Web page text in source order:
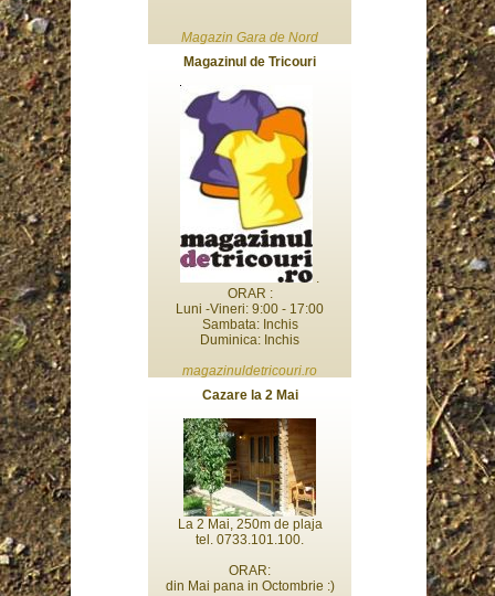
Magazin Gara de Nord
Magazinul de Tricouri
.
ORAR :
Luni -Vineri: 9:00 - 17:00
Sambata: Inchis
Duminica: Inchis
magazinuldetricouri.ro
Cazare la 2 Mai
La 2 Mai, 250m de plaja
tel. 0733.101.100.
ORAR:
din Mai pana in Octombrie :)